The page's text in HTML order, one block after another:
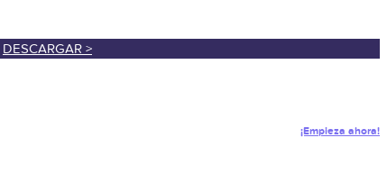
DESCARGAR >
¡Empieza ahora!